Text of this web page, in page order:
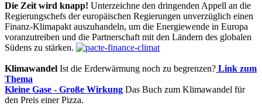
Die Zeit wird knapp! Unterzeichne den dringenden Appell an die
Regierungschefs der europäischen Regierungen unverzüglich einen
Finanz-Klimapakt auszuhandeln, um die Energiewende in Europa
voranzutreiben und die Partnerschaft mit den Ländern des globalen
Südens zu stärken.
Klimawandel Ist die Erderwärmung noch zu begrenzen? Link zum
Thema
Kleine Gase - Große Wirkung Das Buch zum Klimawandel für
den Preis einer Pizza.